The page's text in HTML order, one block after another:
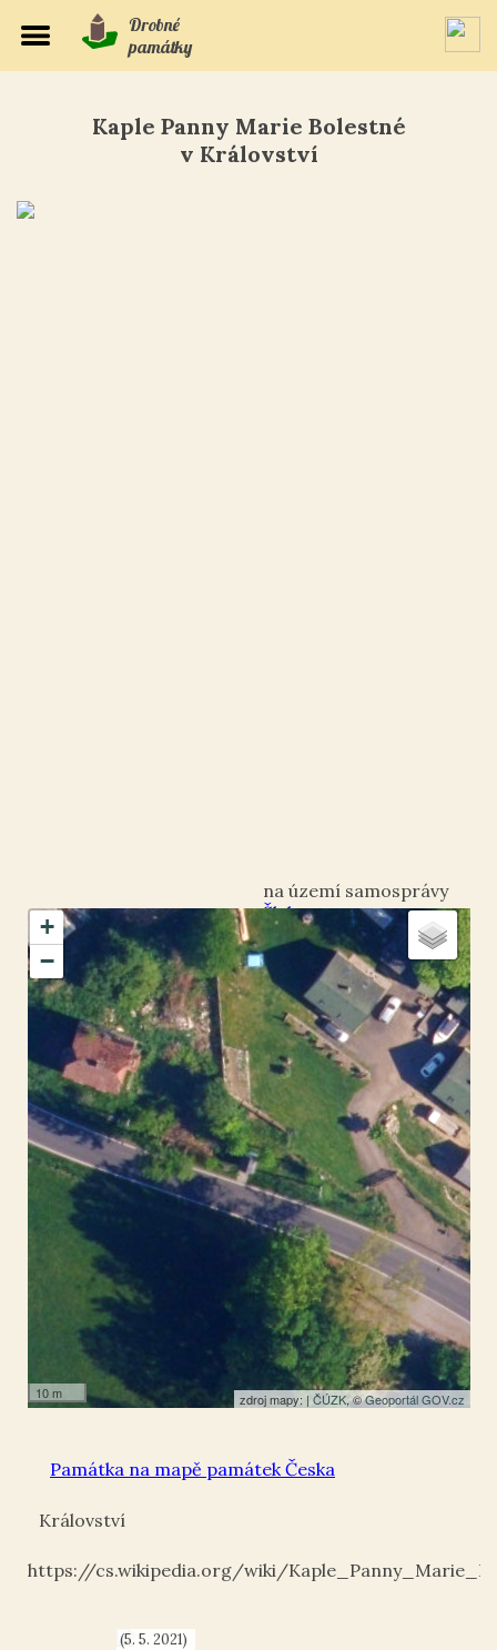
Drobné
památky
Kaple Panny Marie Bolestné
v Království
+
−
10 m zdroj mapy: | ČÚZK, ©Geoportál GOV.cz
Šluknov
okres Děčín
Království
50.997702,14.491282
Kaple
Památka na mapě památek Česka
Království
https://cs.wikipedia.org/wiki/
Bolestné
(5. 5. 2021)